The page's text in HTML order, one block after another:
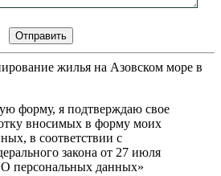
форму, я подтверждаю свое
вносимых в форму моих
в соответствии с
закона от 27 июля
персональных данных»